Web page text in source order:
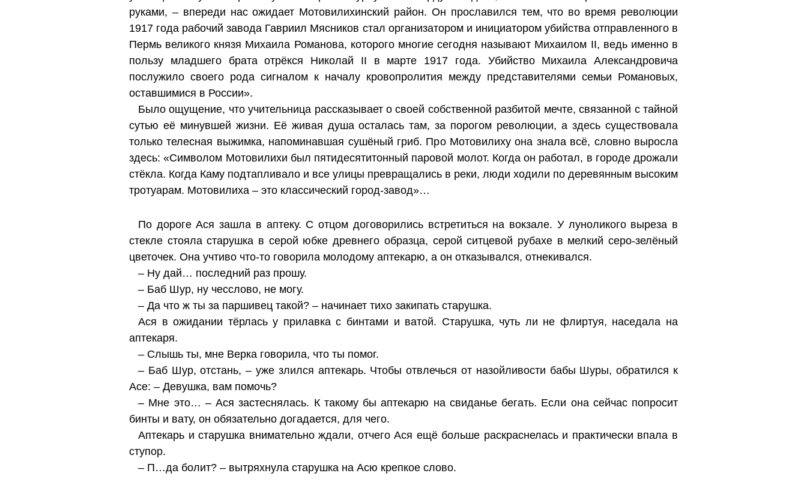
руками, – впереди нас ожидает Мотовилихинский район. Он прославился тем, что во время революции
1917 года рабочий завода Гавриил Мясников стал организатором и инициатором убийства отправленного в
Пермь великого князя Михаила Романова, которого многие сегодня называют Михаилом II, ведь именно в
пользу младшего брата отрёкся Николай II в марте 1917 года. Убийство Михаила Александровича
послужило своего рода сигналом к началу кровопролития между представителями семьи Романовых,
оставшимися в России».
Было ощущение, что учительница рассказывает о своей собственной разбитой мечте, связанной с тайной
сутью её минувшей жизни. Её живая душа осталась там, за порогом революции, а здесь существовала
только телесная выжимка, напоминавшая сушёный гриб. Про Мотовилиху она знала всё, словно выросла
здесь: «Символом Мотовилихи был пятидесятитонный паровой молот. Когда он работал, в городе дрожали
стёкла. Когда Каму подтапливало и все улицы превращались в реки, люди ходили по деревянным высоким
тротуарам. Мотовилиха – это классический город-завод»…
По дороге Ася зашла в аптеку. С отцом договорились встретиться на вокзале. У луноликого выреза в
стекле стояла старушка в серой юбке древнего образца, серой ситцевой рубахе в мелкий серо-зелёный
цветочек. Она учтиво что-то говорила молодому аптекарю, а он отказывался, отнекивался.
– Ну дай… последний раз прошу.
– Баб Шур, ну чесслово, не могу.
– Да что ж ты за паршивец такой? – начинает тихо закипать старушка.
Ася в ожидании тёрлась у прилавка с бинтами и ватой. Старушка, чуть ли не флиртуя, наседала на
аптекаря.
– Слышь ты, мне Верка говорила, что ты помог.
– Баб Шур, отстань, – уже злился аптекарь. Чтобы отвлечься от назойливости бабы Шуры, обратился к
Асе: – Девушка, вам помочь?
– Мне это… – Ася застеснялась. К такому бы аптекарю на свиданье бегать. Если она сейчас попросит
бинты и вату, он обязательно догадается, для чего.
Аптекарь и старушка внимательно ждали, отчего Ася ещё больше раскраснелась и практически впала в
ступор.
– П…да болит? – вытряхнула старушка на Асю крепкое слово.